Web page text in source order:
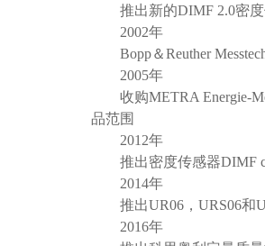
推出新的DIMF 2.0密
2002年
Bopp＆Reuther
2005年
收购METRA Energie-
品范围
2012年
推出密度传感器DIMF
2014年
推出UR06，URS06和
2016年